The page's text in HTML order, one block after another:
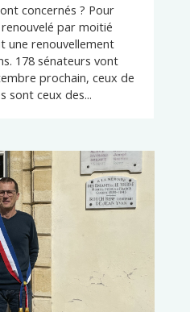
concernés ? Pour
par moitié
une renouvellement
178 sénateurs vont
prochain, ceux de
sont ceux des...